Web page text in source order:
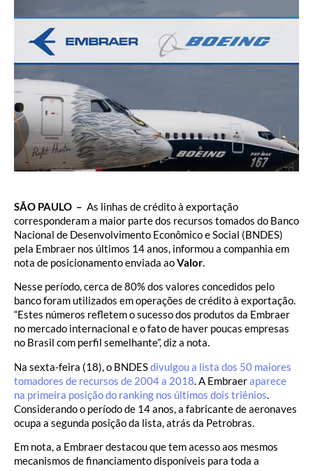
SÃO PAULO – As linhas de crédito à exportação
corresponderam a maior parte dos recursos tomados do Banco
Nacional de Desenvolvimento Econômico e Social (BNDES)
pela Embraer nos últimos 14 anos, informou a companhia em
nota de posicionamento enviada aoValor.
Nesse período, cerca de 80% dos valores concedidos pelo
banco foram utilizados em operações de crédito à exportação.
“Estes números refletem o sucesso dos produtos da Embraer
no mercado internacional e o fato de haver poucas empresas
no Brasil com perfil semelhante”, diz a nota.
Na sexta-feira (18), o BNDESdivulgou a lista dos 50 maiores
tomadores de recursos de 2004 a 2018. A Embraeraparece
na primeira posição do ranking nos últimos dois triênios.
Considerando o período de 14 anos, a fabricante de aeronaves
ocupa a segunda posição da lista, atrás da Petrobras.
Em nota, a Embraer destacou que tem acesso aos mesmos
mecanismos de financiamento disponíveis para toda a